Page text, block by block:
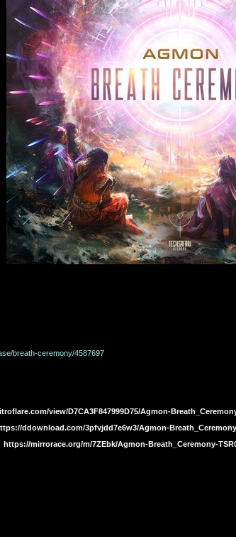
breath-ceremony/4587697
view/D7CA3F847999D75/Agmon-
ddownload.com/3pfvjdd7e6w3/Agmon-
https://mirrorace.org/m/7ZEbk/Agmon-Breath_Ceremony-